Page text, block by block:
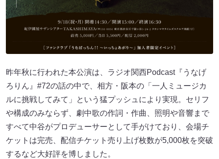
昨年秋に行われた本公演は、ラジオ関西Podcast『うなげ
ろりん』#72の話の中で、相方・阪本の「一人ミュージカ
ルに挑戦してみて」という猛プッシュにより実現。セリフ
や構成のみならず、劇中歌の作詞・作曲、照明や音響まで
すべて中谷がプロデューサーとして手がけており、会場チ
ケットは完売、配信チケット売り上げ枚数が5,000枚を突破
するなど大好評を博しました。